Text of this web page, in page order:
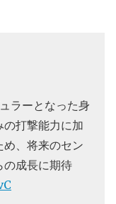
ラーとなった身
打撃能力に加
め、将来のセン
の成長に期待